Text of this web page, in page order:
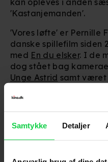
Samtykke Detaljer
'Kastanjemanden'.
'Vores løfte' er Pernille
danske spillefilm siden
med En du elsker. I de
dog stået bag
Unge Astrid samt været
på DR's prisvindende
Se første klip
herunder: